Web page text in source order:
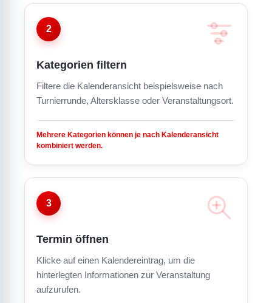
2
Kategorien filtern
Filtere die Kalenderansicht beispielsweise nach
Turnierrunde, Altersklasse oder Veranstaltungsort.
Mehrere Kategorien können je nach Kalenderansicht
kombiniert werden.
3
Termin öffnen
Klicke auf einen Kalendereintrag, um die
hinterlegten Informationen zur Veranstaltung
aufzurufen.